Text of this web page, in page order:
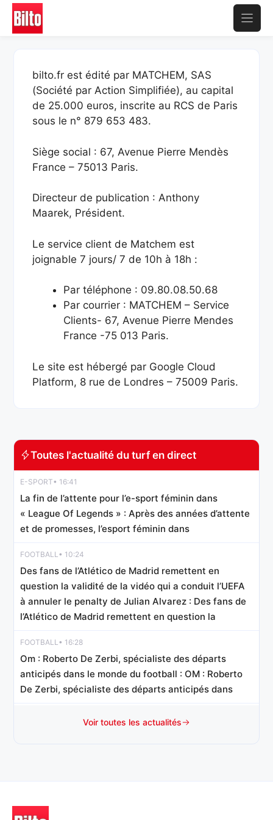
Aller
contenu
bilto.fr est édité par MATCHEM, SAS
(Société par Action Simplifiée), au capital
de 25.000 euros, inscrite au RCS de Paris
sous le n° 879 653 483.
Siège social : 67, Avenue Pierre Mendès
France – 75013 Paris.
Directeur de publication : Anthony
Maarek, Président.
Le service client de Matchem est
joignable 7 jours/ 7 de 10h à 18h :
Par téléphone : 09.80.08.50.68
Par courrier : MATCHEM – Service
Clients- 67, Avenue Pierre Mendes
France -75 013 Paris.
Le site est hébergé par Google Cloud
Platform, 8 rue de Londres – 75009 Paris.
Toutes l'actualité du turf en direct
E-SPORT• 16:41
La fin de l’attente pour l’e-sport féminin dans
« League Of Legends » : Après des années d’attente
et de promesses, l’esport féminin dans
FOOTBALL• 10:24
Des fans de l’Atlético de Madrid remettent en
question la validité de la vidéo qui a conduit l’UEFA
à annuler le penalty de Julian Alvarez : Des fans de
l’Atlético de Madrid remettent en question la
FOOTBALL• 16:28
Om : Roberto De Zerbi, spécialiste des départs
anticipés dans le monde du football : OM : Roberto
De Zerbi, spécialiste des départs anticipés dans
Horaires et chaînes pour suivre les clubs français
Voir toutes les actualités